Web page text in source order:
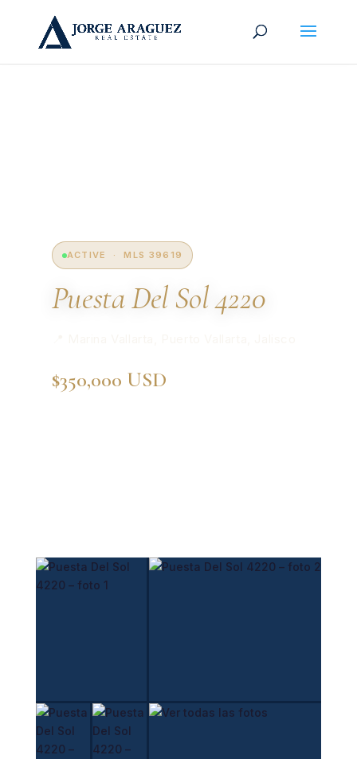
ACTIVE · MLS 39619
Puesta Del Sol 4220
$350,000 USD
MXN